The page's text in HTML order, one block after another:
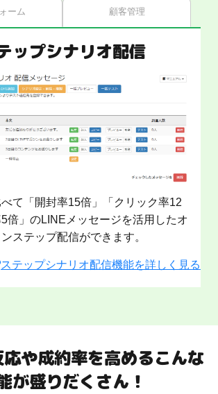
ーム 顧客管理
ップシナリオ配信
て「開封率15倍」「クリック率12
倍」のLINEメッセージを活用したオ
ステップ配信ができます。
ステップシナリオ配信機能を詳しく見る
や成約率を高めるこんな
が盛りだくさん！